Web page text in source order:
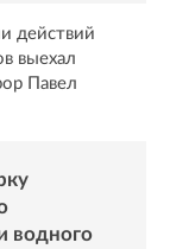
действий
выехал
Павел
водного